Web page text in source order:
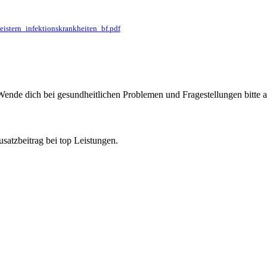
dich bei gesundheitlichen Problemen und Fragestellungen bitte
bei top Leistungen.